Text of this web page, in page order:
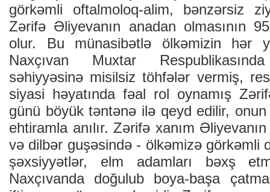
görkəmli oftalmoloq-alim, bənzərsiz
Zərifə Əliyevanın anadan olmasının
olur. Bu münasibətlə ölkəmizin hər
Naxçıvan Muxtar
səhiyyəsinə misilsiz töhfələr vermiş,
siyasi həyatında fəal rol oynamış
günü böyük təntənə ilə qeyd edilir,
ehtiramla anılır. Zərifə xanım
və dilbər guşəsində - ölkəmizə görkəmli
şəxsiyyətlər, elm adamları bəxş
Naxçıvanda doğulub boya-başa